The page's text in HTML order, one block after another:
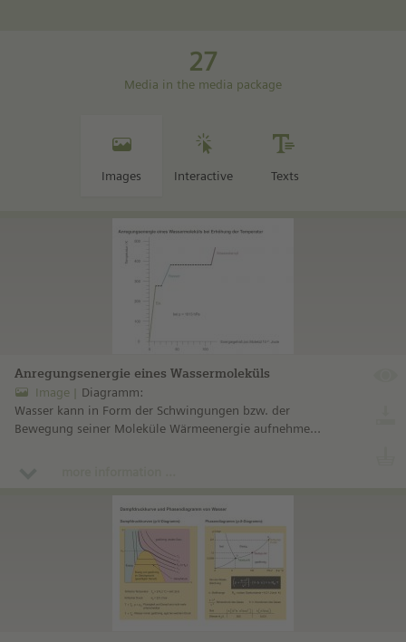
27
Media in the media package
Images Interactive Texts
Anregungsenergie eines Wassermoleküls
Image
Diagramm:
Wasser kann in Form der Schwingungen bzw. der
Bewegung seiner Moleküle Wärmeenergie aufnehmen.